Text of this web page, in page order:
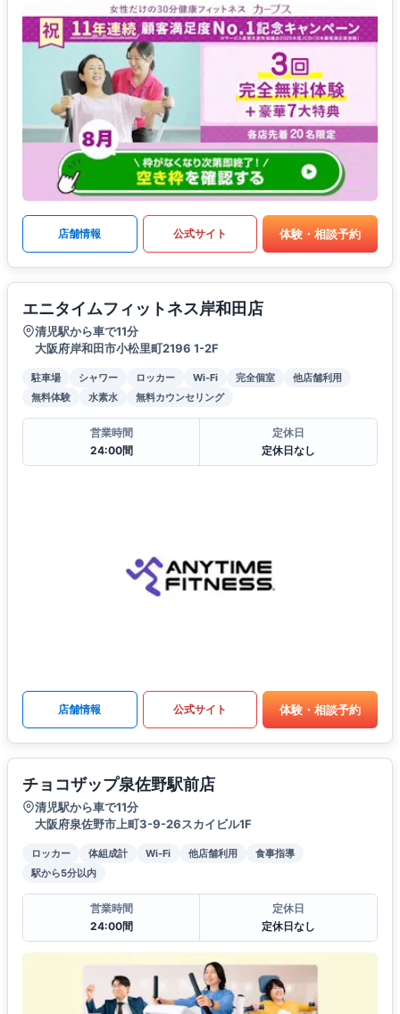
店舗情報 公式サイト 体験・相談予約
エニタイムフィットネス岸和田店
清児駅から車で11分
大阪府岸和田市小松里町2196 1-2F
駐車場 シャワー ロッカー Wi-Fi 完全個室
他店舗利用
無料体験
水素水 無料カウンセリング
営業時間
24:00間
定休日
定休日なし
店舗情報 公式サイト 体験・相談予約
チョコザップ泉佐野駅前店
清児駅から車で11分
大阪府泉佐野市上町3-9-26スカイビル1F
ロッカー 体組成計 Wi-Fi 他店舗利用
食事指導
駅から5分以内
営業時間
24:00間
定休日
定休日なし